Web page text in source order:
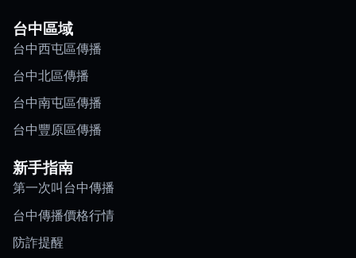
台中區域
台中西屯區傳播
台中北區傳播
台中南屯區傳播
台中豐原區傳播
新手指南
第一次叫台中傳播
台中傳播價格行情
防詐提醒